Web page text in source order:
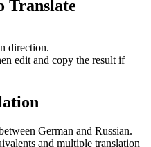
Translate
direction.
edit and copy the result if
German and Russian.
and multiple translation